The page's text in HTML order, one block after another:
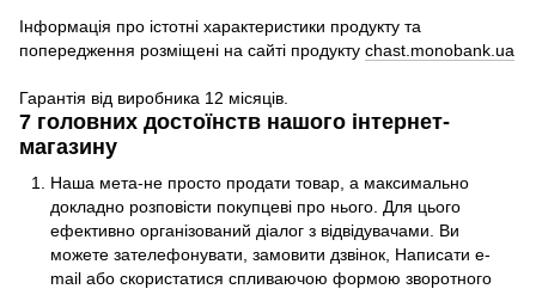
Інформація про істотні характеристики продукту та
попередження розміщені на сайті продукту chast.monobank.ua
Гарантія від виробника 12 місяців.
7 головних достоїнств нашого інтернет-
магазину
Наша мета-не просто продати товар, а максимально
докладно розповісти покупцеві про нього. Для цього
ефективно організований діалог з відвідувачами. Ви
можете зателефонувати, замовити дзвінок, Написати e-
mail або скористатися спливаючою формою зворотного